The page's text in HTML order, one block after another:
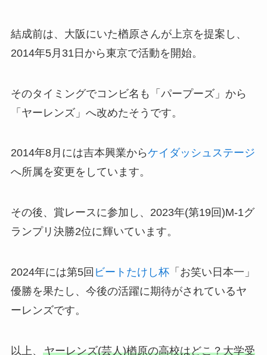
結成前は、大阪にいた楢原さんが上京を提案し、
2014年5月31日から東京で活動を開始。
そのタイミングでコンビ名も「パープーズ」から
「ヤーレンズ」へ改めたそうです。
2014年8月には吉本興業からケイダッシュステージ
へ所属を変更をしています。
その後、賞レースに参加し、2023年(第19回)M-1グ
ランプリ決勝2位に輝いています。
2024年には第5回 ビートたけし杯「お笑い日本一」
優勝を果たし、今後の活躍に期待がされているヤ
ーレンズです。
以上、 ヤーレンズ(芸人)楢原の高校はどこ？大学受